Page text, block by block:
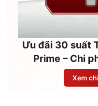
Ưu đãi 30 suất
Prime – Chi
Xem